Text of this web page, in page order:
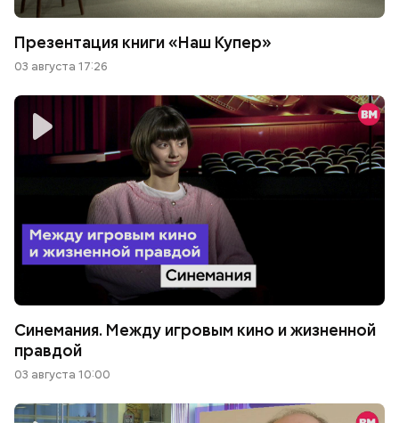
Презентация книги «Наш Купер»
03 августа 17:26
Синемания. Между игровым кино и жизненной
правдой
03 августа 10:00